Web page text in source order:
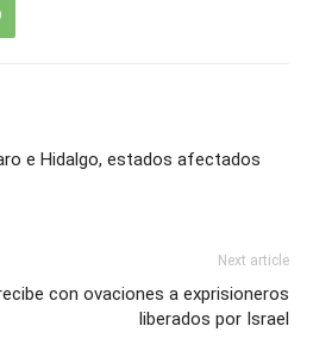
e Hidalgo, estados afectados
Next article
con ovaciones a exprisioneros
liberados por Israel